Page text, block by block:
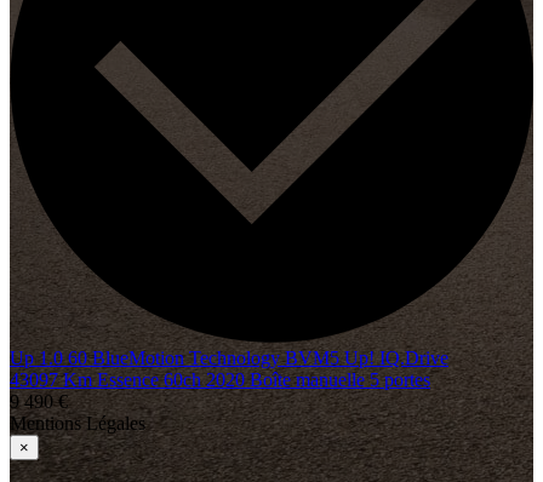
Up 1.0 60 BlueMotion Technology BVM5 Up! IQ.Drive
43097 Km Essence 60ch 2020 Boîte manuelle 5 portes
9 490 €
Mentions Légales
×